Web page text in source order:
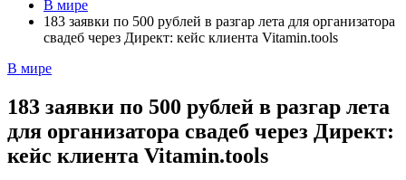
В мире
183 заявки по 500 рублей в разгар лета для организатора
свадеб через Директ: кейс клиента Vitamin.tools
В мире
183 заявки по 500 рублей в разгар лета
для организатора свадеб через Директ:
кейс клиента Vitamin.tools